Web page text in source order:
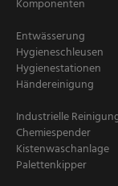
Komponenten
Entwässerung
Hygieneschleusen
Hygienestationen
Händereinigung
Industrielle
Chemiespender
Kistenwaschanlage
Palettenkipper